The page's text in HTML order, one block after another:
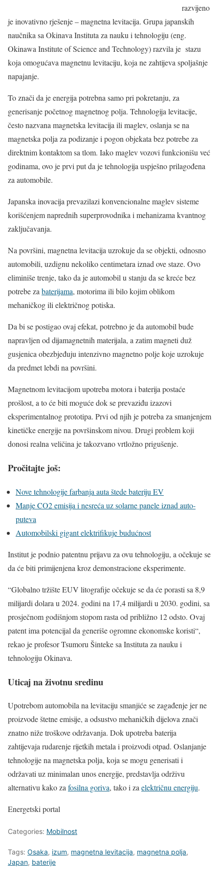
razvijeno
je inovativno rješenje – magnetna levitacija. Grupa japanskih
naučnika sa Okinava Instituta za nauku i tehnologiju (eng.
Okinawa Institute of Science and Technology) razvila je stazu
koja omogućava magnetnu levitaciju, koja ne zahtijeva spoljašnje
napajanje.
To znači da je energija potrebna samo pri pokretanju, za
generisanje početnog magnetnog polja. Tehnologija levitacije,
često nazvana magnetska levitacija ili maglev, oslanja se na
magnetska polja za podizanje i pogon objekata bez potrebe za
direktnim kontaktom sa tlom. Iako maglev vozovi funkcionišu već
godinama, ovo je prvi put da je tehnologija uspješno prilagođena
za automobile.
Japanska inovacija prevazilazi konvencionalne maglev sisteme
korišćenjem naprednih superprovodnika i mehanizama kvantnog
zaključavanja.
Na površini, magnetna levitacija uzrokuje da se objekti, odnosno
automobili, uzdignu nekoliko centimetara iznad ove staze. Ovo
eliminiše trenje, tako da je automobil u stanju da se kreće bez
potrebe zabaterijama, motorima ili bilo kojim oblikom
mehaničkog ili električnog potiska.
Da bi se postigao ovaj efekat, potrebno je da automobil bude
napravljen od dijamagnetnih materijala, a zatim magneti duž
gusjenica obezbjeđuju intenzivno magnetno polje koje uzrokuje
da predmet lebdi na površini.
Magnetnom levitacijom upotreba motora i baterija postaće
prošlost, a to će biti moguće dok se prevaziđu izazovi
eksperimentalnog prototipa. Prvi od njih je potreba za smanjenjem
kinetičke energije na površinskom nivou. Drugi problem koji
donosi realna veličina je takozvano vrtložno prigušenje.
Pročitajte još:
Nove tehnologije farbanja auta štede bateriju EV
Manje CO2 emisija i nesreća uz solarne panele iznad auto-
puteva
Automobilski gigant elektrifikuje budućnost
Institut je podnio patentnu prijavu za ovu tehnologiju, a očekuje se
da će biti primijenjena kroz demonstracione eksperimente.
“Globalno tržište EUV litografije očekuje se da će porasti sa 8,9
milijardi dolara u 2024. godini na 17,4 milijardi u 2030. godini, sa
prosječnom godišnjom stopom rasta od približno 12 odsto. Ovaj
patent ima potencijal da generiše ogromne ekonomske koristi“,
rekao je profesor Tsumoru Šinteke sa Instituta za nauku i
tehnologiju Okinava.
Uticaj na životnu sredinu
Upotrebom automobila na levitaciju smanjiće se zagađenje jer ne
proizvode štetne emisije, a odsustvo mehaničkih dijelova znači
znatno niže troškove održavanja. Dok upotreba baterija
zahtijevaja rudarenje rijetkih metala i proizvodi otpad. Oslanjanje
tehnologije na magnetska polja, koja se mogu generisati i
održavati uz minimalan unos energije, predstavlja održivu
alternativu kako zafosilna goriva, tako i zaelektričnu energiju.
Energetski portal
Categories: Mobilnost
Tags: Osaka, izum, magnetna levitacija, magnetna polja,
Japan, baterije